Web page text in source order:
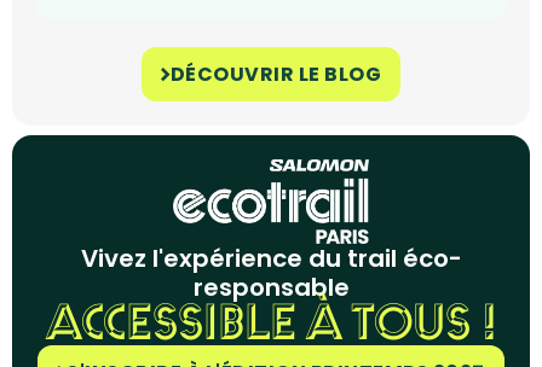
DÉCOUVRIR LE BLOG
Vivez l'expérience du trail éco-
responsable
ACCESSIBLE À TOUS !